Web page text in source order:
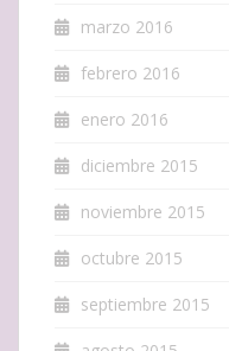
marzo 2016
febrero 2016
enero 2016
diciembre 2015
noviembre 2015
octubre 2015
septiembre 2015